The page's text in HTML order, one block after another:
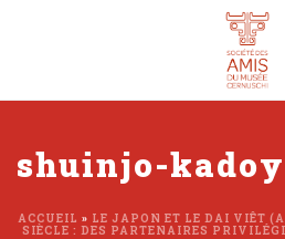
shuinjo-
ACCUEIL » LE JAPON ET LE DAI VIÊT
SIÈCLE : DES PARTENAIRES